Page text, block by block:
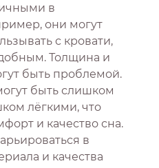
в
они могут
с кровати,
Толщина и
быть проблемой.
быть слишком
лёгкими, что
и качество сна.
в
и качества